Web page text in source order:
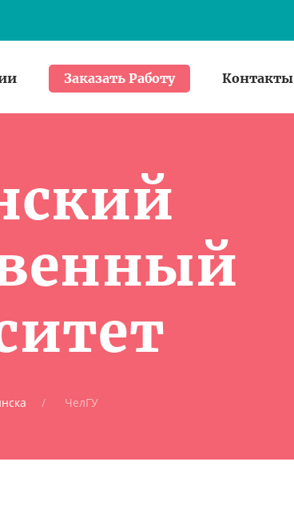
Заказать Работу Контакты
ЧелГУ